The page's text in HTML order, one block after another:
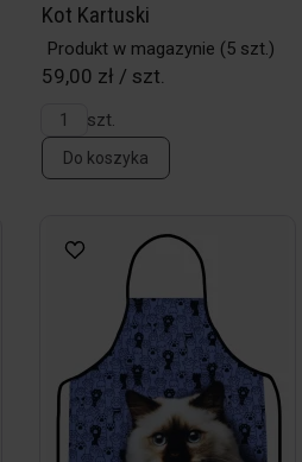
Kot Kartuski
Produkt w magazynie (5 szt.)
59,00 zł / szt.
szt.
Do koszyka